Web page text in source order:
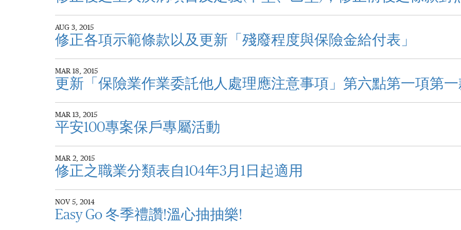
AUG 3, 2015
修正各項示範條款以及更新「殘廢程度與保險金給付表」
MAR 18, 2015
更新「保險業作業委託他人處理應注意事項」第六點第一項第
MAR 13, 2015
平安100專案保戶專屬活動
MAR 2, 2015
修正之職業分類表自104年3月1日起適用
NOV 5, 2014
Easy Go 冬季禮讚!溫心抽抽樂!